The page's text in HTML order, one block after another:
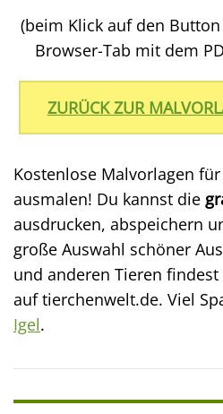
(beim Klick auf den
Browser-Tab mit dem
ZURÜCK ZUR
Kostenlose Malvorlagen
ausmalen! Du kannst die
ausdrucken, abspeichern
große Auswahl schöner
und anderen Tieren
auf tierchenwelt.de. Viel
Igel.